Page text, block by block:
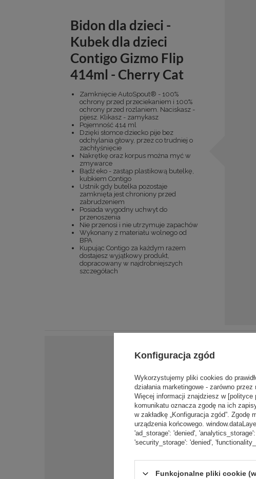
Bidon dla dzieci -
Kubek dla dzieci
Contigo Gizmo Flip
414ml - Cherry Cat
Zamknięcie AutoSpout® - 100%
ochrony przed przeciekaniem i 100%
ochrony przed rozlaniem. Naciskasz -
pijesz. Klikasz - zamykasz
Pojemność 414 ml
Dzięki słomce dziecko pije bez
odchylania głowy, przez co trudniej o
zachłyśnięcie
Nakrętkę oraz korpus można myć w
zmywarce
Bądź eko - zastąp plastikową butelkę,
kubkiem Contigo
Ustnik gdy butelka pozostaje
zamknięta jest chroniony przed
zabrudzeniem
Posiada wygodny uchwyt do
przenoszenia
Nie przenosi i nie utrzymuje zapachów
Wykonany z materiału wolnego od
BPA
Kupując Contigo za każdym razem
dostajesz wyjątkowy produkt,
dopracowany w najdrobniejszych
szczegółach
Konfiguracja zgód
Wykorzystujemy pliki cookies do
działania marketingowe - zarówno
Więcej informacji znajdziesz w [polityce
komunikatu oznacza zgodę na ich
w zakładkę „Konfiguracja zgód”.
urządzenia końcowego.
'ad_storage': 'denied',
'security_storage': 'denied',
Funkcjonalne pliki cookie